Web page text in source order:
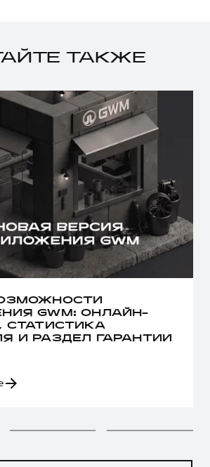
ТАКЖЕ
GWM: ОНЛАЙН-
СТАТИСТИКА
И РАЗДЕЛ ГАРАНТИИ